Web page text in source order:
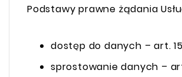
Podstawy prawne żądania
dostęp do danych – art. 15
sprostowanie danych –